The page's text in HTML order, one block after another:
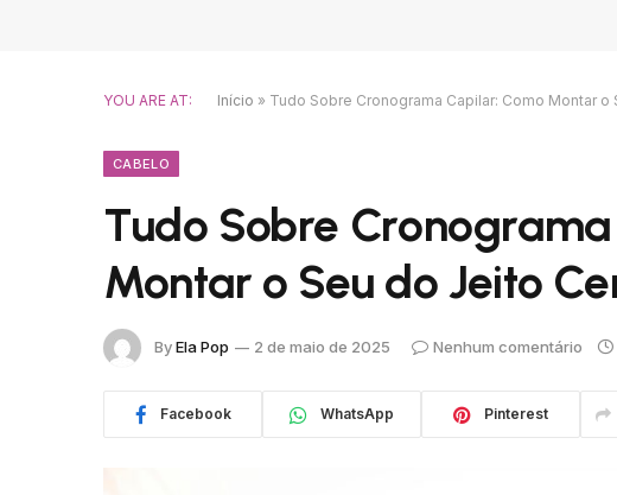
YOU ARE AT: Início » Tudo Sobre Cronograma Capilar: Como Montar o
CABELO
Tudo Sobre
Montar o Seu do Jeito
ByEla Pop 2 de maio de 2025 Nenhum comentário
Facebook WhatsApp Pinterest